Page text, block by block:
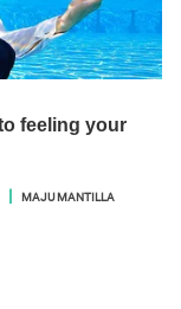
MAJU MANTILLA